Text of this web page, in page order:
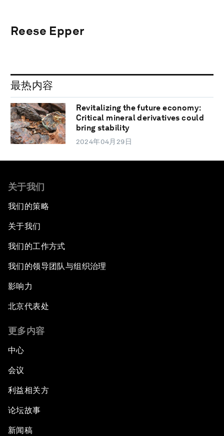
Reese Epper
最热内容
Revitalizing the future economy:
Critical mineral derivatives could
bring stability
2024年04月29日
关于我们
我们的策略
关于我们
我们的工作方式
我们的领导团队与组织治理
影响力
北京代表处
更多内容
中心
会议
利益相关方
论坛故事
新闻稿